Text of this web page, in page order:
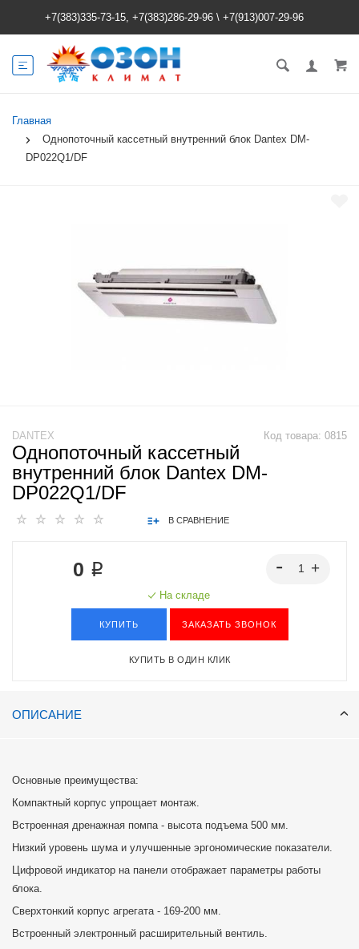
+7(383)335-73-15, +7(383)286-29-96 \ +7(913)007-29-96
Главная
Однопоточный кассетный внутренний блок Dantex DM-
DP022Q1/DF
Код товара: 0815
DANTEX
Однопоточный кассетный
внутренний блок Dantex DM-
DP022Q1/DF
В СРАВНЕНИЕ
0 ₽
На складе
КУПИТЬ ЗАКАЗАТЬ ЗВОНОК
КУПИТЬ В ОДИН КЛИК
ОПИСАНИЕ
Основные преимущества:
Компактный корпус упрощает монтаж.
Встроенная дренажная помпа - высота подъема 500 мм.
Низкий уровень шума и улучшенные эргономические показатели.
Цифровой индикатор на панели отображает параметры работы
блока.
Сверхтонкий корпус агрегата - 169-200 мм.
Встроенный электронный расширительный вентиль.